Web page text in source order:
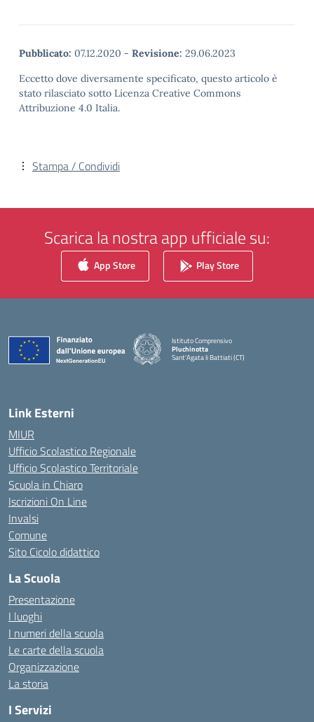
Pubblicato: 07.12.2020 - Revisione: 29.06.2023
Eccetto dove diversamente specificato, questo articolo è
stato rilasciato sotto Licenza Creative Commons
Attribuzione 4.0 Italia.
Stampa / Condividi
Scarica la nostra app ufficiale su:
App Store Play Store
Istituto Comprensivo
Pluchinotta
Sant'Agata li Battiati (CT)
— Visita la pagina iniziale della scuola
Link Esterni
MIUR
Ufficio Scolastico Regionale
Ufficio Scolastico Territoriale
Scuola in Chiaro
Iscrizioni On Line
Invalsi
Comune
Sito Cicolo didattico
La Scuola
Presentazione
I luoghi
I numeri della scuola
Le carte della scuola
Organizzazione
La storia
I Servizi